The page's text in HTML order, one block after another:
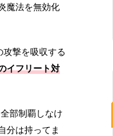
魔法を無効化
攻撃を吸収する
イフリート対
部制覇しなけ
分は持ってま